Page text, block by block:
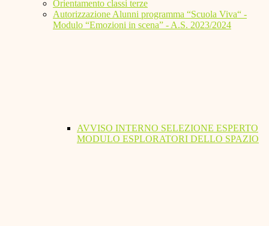
Orientamento classi terze
Autorizzazione Alunni programma “Scuola Viva“ -
Modulo “Emozioni in scena” - A.S. 2023/2024
AVVISO INTERNO SELEZIONE ESPERTO
MODULO ESPLORATORI DELLO SPAZIO